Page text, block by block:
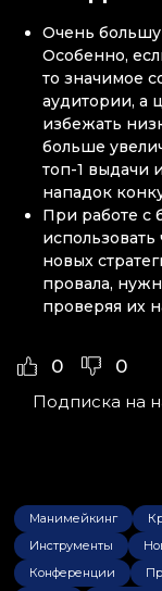
Очень
Особенно,
то значимое
аудитории, а
избежать
больше
топ-1 выдачи
нападок
При работе с
использовать
новых
провала,
проверяя их
0 0
Подписка на
Манимейкинг
Инструменты
Конференции